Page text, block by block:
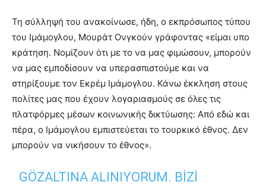
Τη σύλληψή του ανακοίνωσε, ήδη, ο εκπρόσωπος τύπου
του Ιμάμογλου, Μουράτ Ονγκούν γράφοντας «είμαι υπο
κράτηση. Νομίζουν ότι με το να μας φιμώσουν, μπορούν
να μας εμποδίσουν να υπερασπιστούμε και να
στηρίξουμε τον Εκρέμ Ιμάμογλου. Κάνω έκκληση στους
πολίτες μας που έχουν λογαριασμούς σε όλες τις
πλατφόρμες μέσων κοινωνικής δικτύωσης: Από εδώ και
πέρα, ο Ιμάμογλου εμπιστεύεται το τουρκικό έθνος. Δεν
μπορούν να νικήσουν το έθνος».
GÖZALTINA ALINIYORUM. BIZI